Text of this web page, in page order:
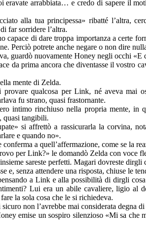
eravate arrabbiata… e credo di sapere il
alla tua principessa» ribatté l’altra,
far sorridere l’altra.
capace di dare troppa importanza a certe
Perciò potrete anche negare o non dire
guardò nuovamente Honey negli occhi «E
da prima ancora che diventasse il vostro
mente di Zelda.
provare qualcosa per Link, né aveva mai
fu strano, quasi frastornante.
intimo rinchiuso nella propria mente,
quasi tangibili.
si affrettò a rassicurarla la corvina,
e quando no».
a quell’affermazione, come se la
per Link?» le domandò Zelda con voce
sareste perfetti. Magari dovreste dirgli
e, senza attendere una risposta, chiuse le
a Link e alla possibilità di dirgli
Lui era un abile cavaliere, ligio al
la sola cosa che le si richiedeva.
non l’avrebbe mai considerata degna
emise un sospiro silenzioso «Mi sa che